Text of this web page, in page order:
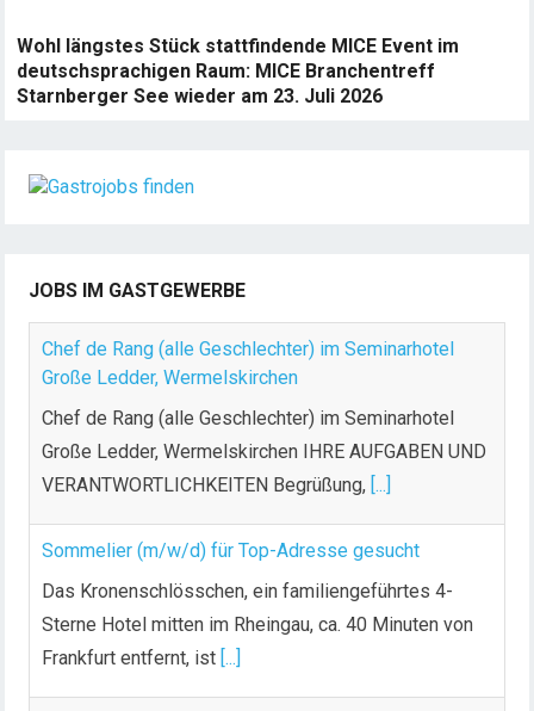
Wohl längstes Stück stattfindende MICE Event im
deutschsprachigen Raum: MICE Branchentreff
Starnberger See wieder am 23. Juli 2026
JOBS IM GASTGEWERBE
Chef de Rang (alle Geschlechter) im Seminarhotel
Große Ledder, Wermelskirchen
Chef de Rang (alle Geschlechter) im Seminarhotel
Große Ledder, Wermelskirchen IHRE AUFGABEN UND
VERANTWORTLICHKEITEN Begrüßung, [...]
Sommelier (m/w/d) für Top-Adresse gesucht
Das Kronenschlösschen, ein familiengeführtes 4-
Sterne Hotel mitten im Rheingau, ca. 40 Minuten von
Frankfurt entfernt, ist [...]